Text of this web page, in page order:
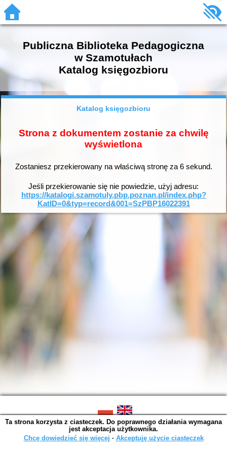
Publiczna Biblioteka Pedagogiczna
w Szamotułach
Katalog księgozbioru
Katalog księgozbioru
Strona z dokumentem zostanie za chwilę
wyświetlona
Zostaniesz przekierowany na właściwą stronę za 6sekund.
Jeśli przekierowanie się nie powiedzie, użyj adresu:
https://katalogi.szamotuly.pbp.poznan.pl/index.php?
KatID=0&typ=record&001=SzPBP16022391
SOWA OPAC v. 6.11.7 (2026-07-08)
Wygenerowano w 0,0040 s.
Ta strona korzysta z ciasteczek. Do poprawnego działania wymagana
jest akceptacja użytkownika.
Chcę dowiedzieć się więcej ∙ Akceptuję użycie ciasteczek